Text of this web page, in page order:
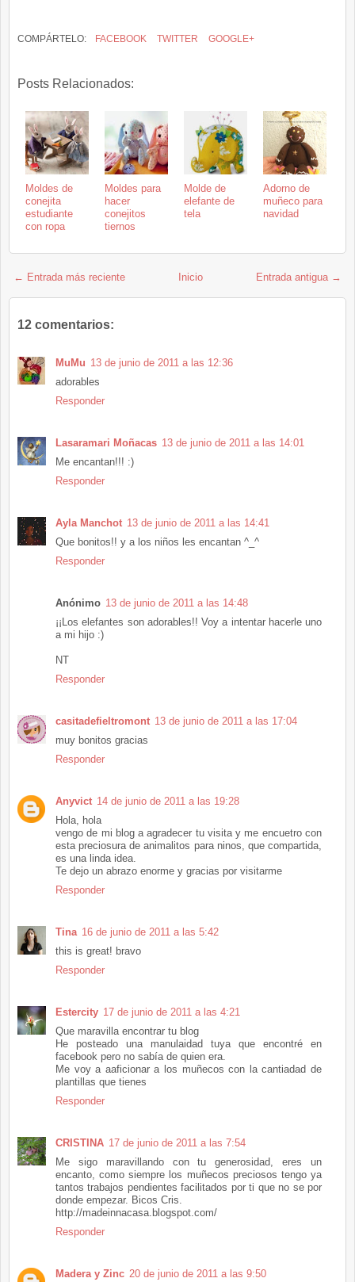
COMPÁRTELO: FACEBOOK TWITTER GOOGLE+
Posts Relacionados:
Moldes de
conejita
estudiante
con ropa
Moldes para
hacer
conejitos
tiernos
Molde de
elefante de
tela
Adorno de
muñeco para
navidad
← Entrada más reciente Entrada antigua →
Inicio
12 comentarios:
MuMu 13 de junio de 2011 a las 12:36
adorables
Responder
Lasaramari Moñacas 13 de junio de 2011 a las 14:01
Me encantan!!! :)
Responder
Ayla Manchot 13 de junio de 2011 a las 14:41
Que bonitos!! y a los niños les encantan ^_^
Responder
Anónimo 13 de junio de 2011 a las 14:48
¡¡Los elefantes son adorables!! Voy a intentar hacerle uno
a mi hijo :)
NT
Responder
casitadefieltromont 13 de junio de 2011 a las 17:04
muy bonitos gracias
Responder
Anyvict 14 de junio de 2011 a las 19:28
Hola, hola
vengo de mi blog a agradecer tu visita y me encuetro con
esta preciosura de animalitos para ninos, que compartida,
es una linda idea.
Te dejo un abrazo enorme y gracias por visitarme
Responder
Tina 16 de junio de 2011 a las 5:42
this is great! bravo
Responder
Estercity 17 de junio de 2011 a las 4:21
Que maravilla encontrar tu blog
He posteado una manulaidad tuya que encontré en
facebook pero no sabía de quien era.
Me voy a aaficionar a los muñecos con la cantiadad de
plantillas que tienes
Responder
CRISTINA 17 de junio de 2011 a las 7:54
Me sigo maravillando con tu generosidad, eres un
encanto, como siempre los muñecos preciosos tengo ya
tantos trabajos pendientes facilitados por ti que no se por
donde empezar. Bicos Cris.
http://madeinnacasa.blogspot.com/
Responder
Madera y Zinc 20 de junio de 2011 a las 9:50